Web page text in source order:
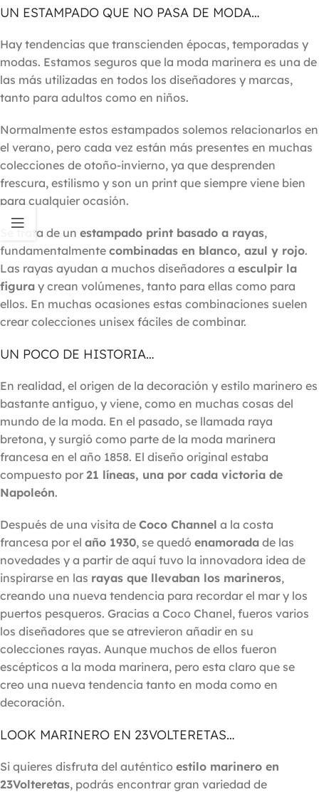
UN ESTAMPADO QUE NO PASA DE MODA…
Hay tendencias que transcienden épocas, temporadas y
modas. Estamos seguros que la moda marinera es una de
las más utilizadas en todos los diseñadores y marcas,
tanto para adultos como en niños.
Normalmente estos estampados solemos relacionarlos en
el verano, pero cada vez están más presentes en muchas
colecciones de otoño-invierno, ya que desprenden
frescura, estilismo y son un print que siempre viene bien
para cualquier ocasión.
Se trata de un estampado print basado a rayas,
fundamentalmente combinadas en blanco, azul y rojo.
Las rayas ayudan a muchos diseñadores a esculpir la
figura y crean volúmenes, tanto para ellas como para
ellos. En muchas ocasiones estas combinaciones suelen
crear colecciones unisex fáciles de combinar.
UN POCO DE HISTORIA…
En realidad, el origen de la decoración y estilo marinero es
bastante antiguo, y viene, como en muchas cosas del
mundo de la moda. En el pasado, se llamada raya
bretona, y surgió como parte de la moda marinera
francesa en el año 1858. El diseño original estaba
compuesto por 21 líneas, una por cada victoria de
Napoleón.
Después de una visita de Coco Channel a la costa
francesa por el año 1930, se quedó enamorada de las
novedades y a partir de aquí tuvo la innovadora idea de
inspirarse en las rayas que llevaban los marineros,
creando una nueva tendencia para recordar el mar y los
puertos pesqueros. Gracias a Coco Chanel, fueros varios
los diseñadores que se atrevieron añadir en su
colecciones rayas. Aunque muchos de ellos fueron
escépticos a la moda marinera, pero esta claro que se
creo una nueva tendencia tanto en moda como en
decoración.
LOOK MARINERO EN 23VOLTERETAS…
Si quieres disfruta del auténtico estilo marinero en
23Volteretas, podrás encontrar gran variedad de